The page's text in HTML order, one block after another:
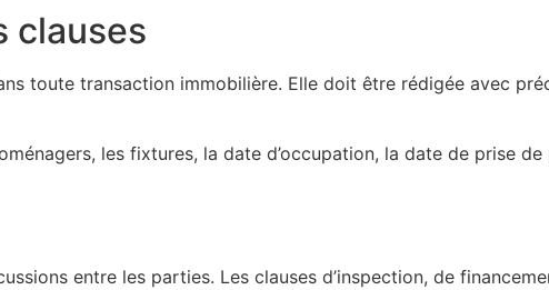
clauses
toute transaction immobilière. Elle doit être rédigée avec
les fixtures, la date d’occupation, la date de prise
entre les parties. Les clauses d’inspection, de